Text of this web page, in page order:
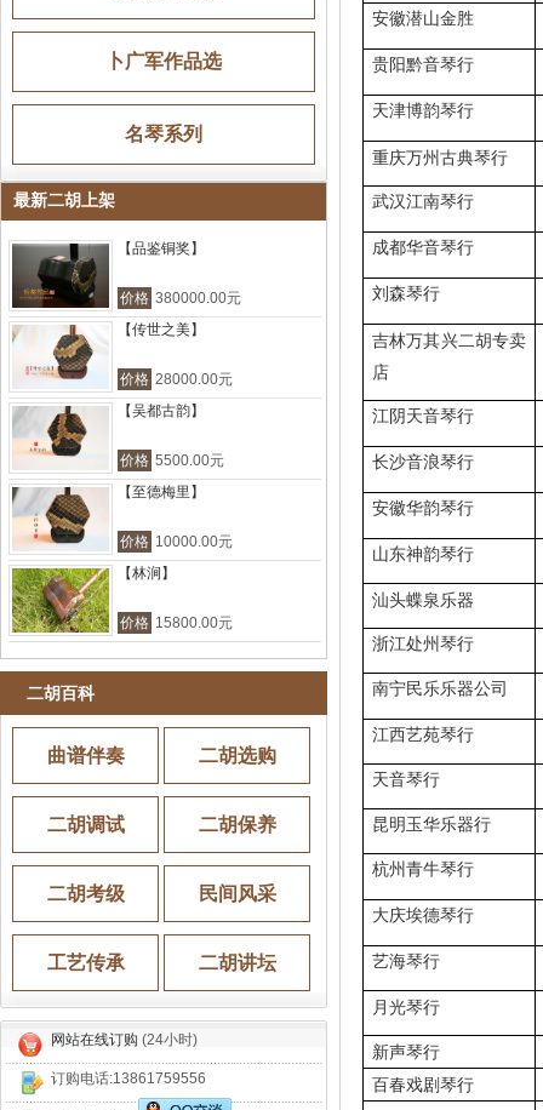
卜广军作品选
名琴系列
最新二胡上架
【品鉴铜奖】
价格 380000.00元
【传世之美】
价格 28000.00元
【吴都古韵】
价格 5500.00元
【至德梅里】
价格 10000.00元
【林涧】
价格 15800.00元
二胡百科
曲谱伴奏 二胡选购
二胡调试 二胡保养
二胡考级 民间风采
工艺传承 二胡讲坛
网站在线订购 (24小时)
订购电话:13861759556
安徽潜山金胜
贵阳黔音琴行
天津博韵琴行
重庆万州古典琴行
武汉江南琴行
成都华音琴行
刘森琴行
吉林万其兴二胡专卖
店
江阴天音琴行
长沙音浪琴行
安徽华韵琴行
山东神韵琴行
汕头蝶泉乐器
浙江处州琴行
南宁民乐乐器公司
江西艺苑琴行
天音琴行
昆明玉华乐器行
杭州青牛琴行
大庆埃德琴行
艺海琴行
月光琴行
新声琴行
百春戏剧琴行